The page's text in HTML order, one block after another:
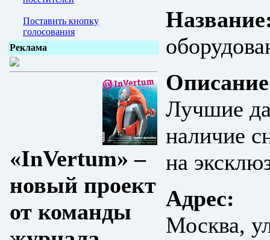
Поставить кнопку
голосования
Реклама
«InVertum» –
новый проект
от команды
Лучшие
наличие
на
Адрес:
Москва,